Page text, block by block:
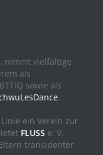
nimmt vielfältige
als
sowie als
.
ein Verein zur
FLUSS e. V.
transidenter